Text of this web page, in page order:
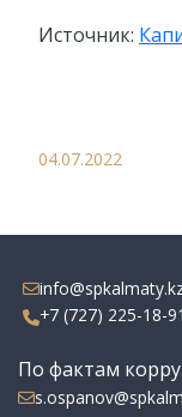
04.07.2022
Источник:
+7 (727) 225-18-91
По фактам